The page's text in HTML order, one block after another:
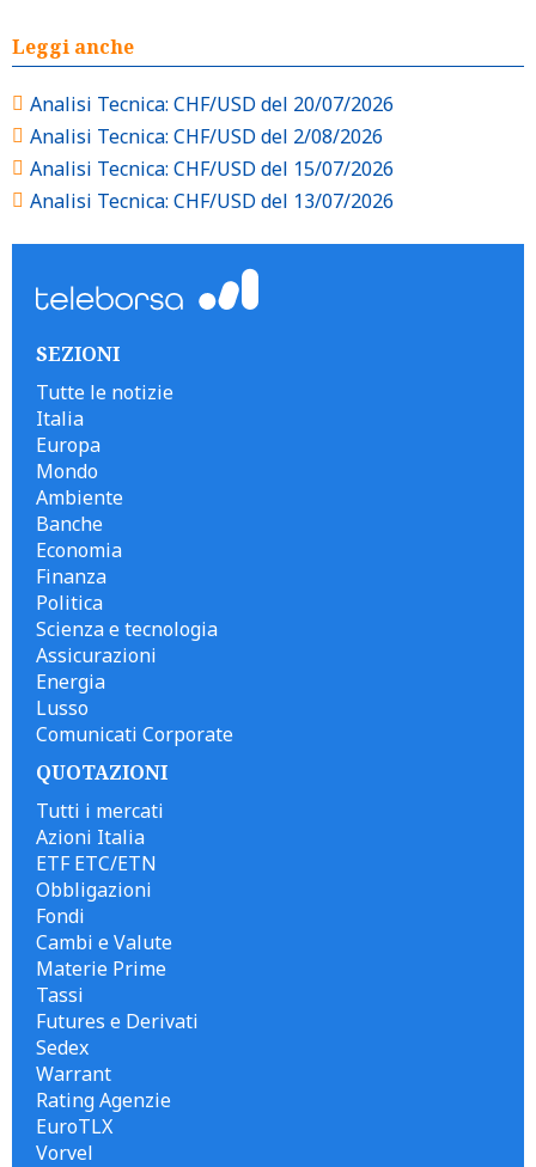
Leggi anche
Analisi Tecnica: CHF/USD del 20/07/2026
Analisi Tecnica: CHF/USD del 2/08/2026
Analisi Tecnica: CHF/USD del 15/07/2026
Analisi Tecnica: CHF/USD del 13/07/2026
SEZIONI
Tutte le notizie
Italia
Europa
Mondo
Ambiente
Banche
Economia
Finanza
Politica
Scienza e tecnologia
Assicurazioni
Energia
Lusso
Comunicati Corporate
QUOTAZIONI
Tutti i mercati
Azioni Italia
ETF ETC/ETN
Obbligazioni
Fondi
Cambi e Valute
Materie Prime
Tassi
Futures e Derivati
Sedex
Warrant
Rating Agenzie
EuroTLX
Vorvel